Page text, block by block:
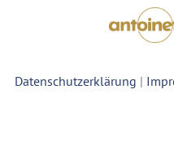
Datenschutzerklärung |